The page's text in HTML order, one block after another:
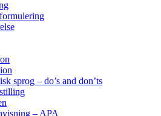
sprog – do’s and don’ts
– APA